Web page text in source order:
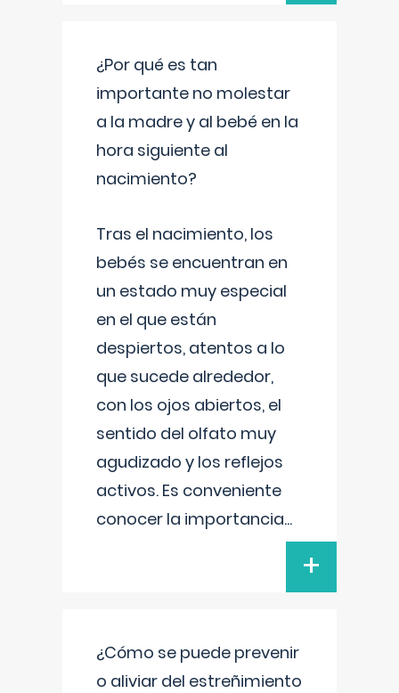
¿Por qué es tan
importante no molestar
a la madre y al bebé en la
hora siguiente al
nacimiento?
Tras el nacimiento, los
bebés se encuentran en
un estado muy especial
en el que están
despiertos, atentos a lo
que sucede alrededor,
con los ojos abiertos, el
sentido del olfato muy
agudizado y los reflejos
activos. Es conveniente
conocer la importancia...
+
¿Cómo se puede prevenir
o aliviar del estreñimiento